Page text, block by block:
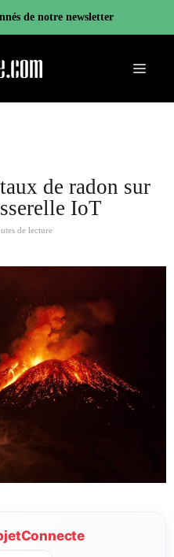
de notre newsletter
Menu
de radon sur
IoT
de lecture